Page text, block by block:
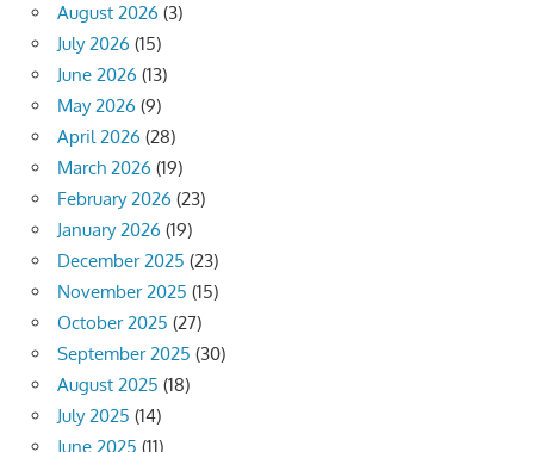
August 2026 (3)
July 2026 (15)
June 2026 (13)
May 2026 (9)
April 2026 (28)
March 2026 (19)
February 2026 (23)
January 2026 (19)
December 2025 (23)
November 2025 (15)
October 2025 (27)
September 2025 (30)
August 2025 (18)
July 2025 (14)
June 2025 (11)